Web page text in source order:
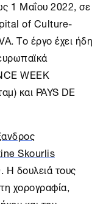
1 Μαΐου 2022, σε
of Culture-
Το έργο έχει ήδη
WEEK
και PAYS DE
Skourlis
Η δουλειά τους
χορογραφία,